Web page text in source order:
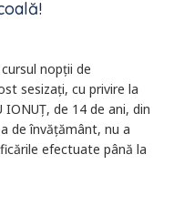
nopții de
sesizați, cu privire la
IONUȚ, de 14 de ani, din
de învățământ, nu a
efectuate până la